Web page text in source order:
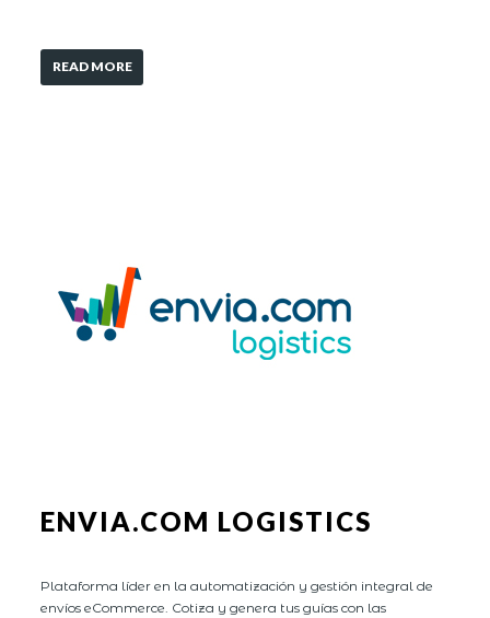
READ MORE
ENVIA.COM LOGISTICS
Plataforma líder en la automatización y gestión integral de
envíos eCommerce. Cotiza y genera tus guías con las